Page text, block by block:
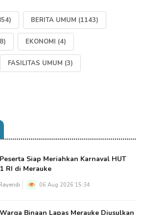
BERITA UMUM (1143)
EKONOMI (4)
FASILITAS UMUM (3)
Siap Meriahkan Karnaval HUT
RI di Merauke
06 Aug 2026 15:34
Binaan Lapas Merauke Diusulkan